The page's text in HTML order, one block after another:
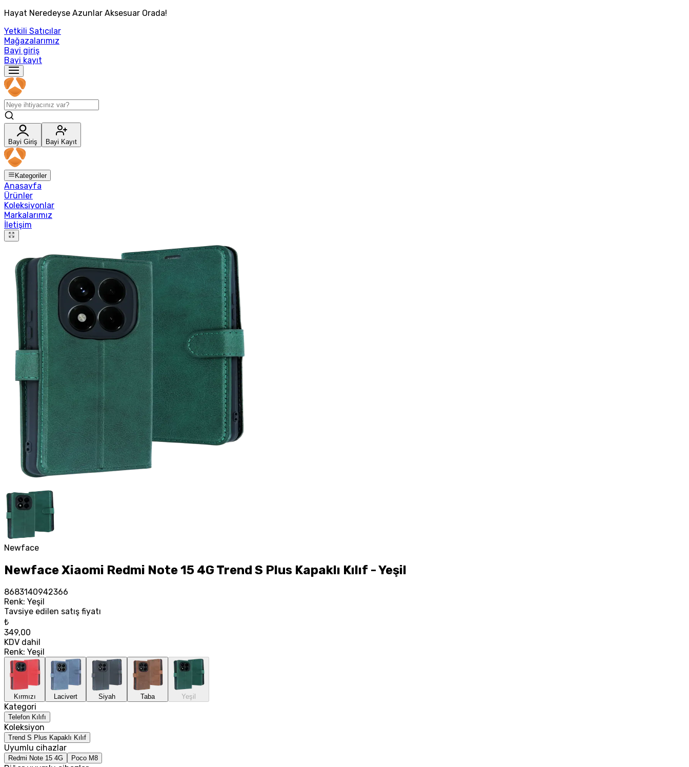
Hayat Neredeyse Azunlar Aksesuar Orada!
Yetkili Satıcılar
Mağazalarımız
Bayi giriş
Bayi kayıt
Bayi Giriş Bayi Kayıt
Kategoriler
Anasayfa
Ürünler
Koleksiyonlar
Markalarımız
İletişim
Newface
Newface Xiaomi Redmi Note 15 4G Trend S Plus Kapaklı Kılıf - Yeşil
8683140942366
Renk: Yeşil
Tavsiye edilen satış fiyatı
₺
349,00
KDV dahil
Renk: Yeşil
Kırmızı Lacivert Siyah Taba Yeşil
Kategori
Telefon Kılıfı
Koleksiyon
Trend S Plus Kapaklı Kılıf
Uyumlu cihazlar
Redmi Note 15 4G Poco M8